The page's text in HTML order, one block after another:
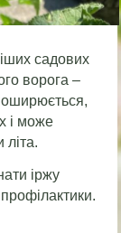
садових
ворога –
і може
іржу